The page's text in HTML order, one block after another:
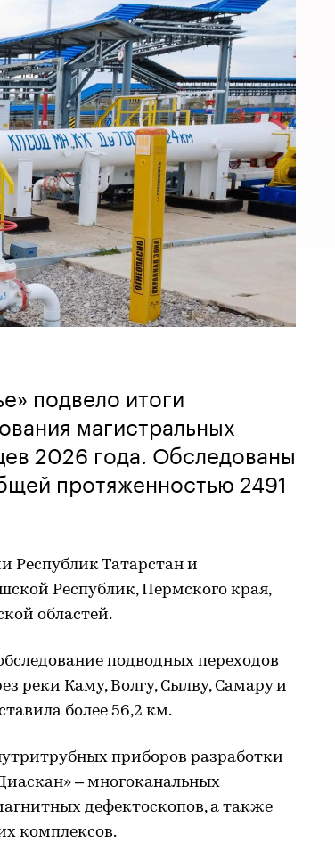
подвело итоги
магистральных
2026 года. Обследованы
протяженностью 2491
Республик Татарстан и
Республик, Пермского края,
областей.
подводных переходов
реки Каму, Волгу, Сылву, Самару и
более 56,2 км.
приборов разработки
– многоканальных
дефектоскопов, а также
комплексов.